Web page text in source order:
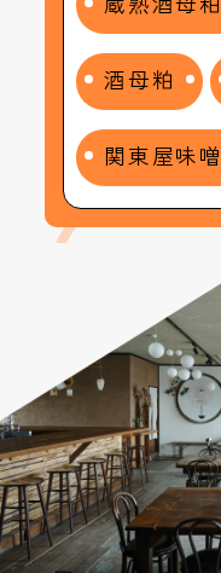
酒母粕
関東屋味噌